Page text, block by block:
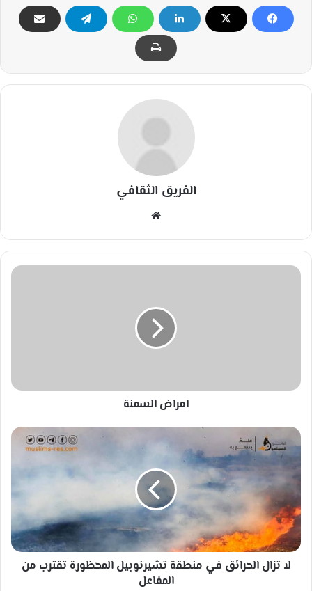
الفريق الثقافي
الوي
ب
ا
م
امراض السمنة
ل
ا
ز
ل
ا
ل
ح
لا تزال الحرائق في منطقة تشيرنوبيل المحظورة تقترب من
المفاعل